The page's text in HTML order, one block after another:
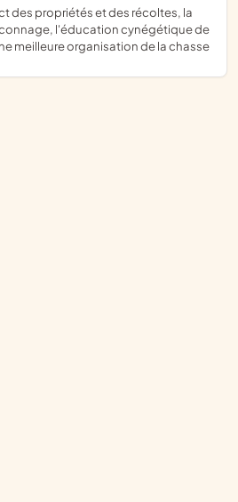
l'éducation cynégétique de
meilleure organisation de la chasse